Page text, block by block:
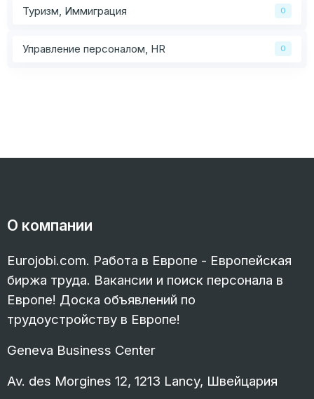
Туризм, Иммиграция 0
Управление персоналом, HR 0
О компании
Eurojobi.com. Работа в Европе - Европейская
биржа труда. Вакансии и поиск персонала в
Европе! Доска объявлений по
трудоустройству в Европе!
Geneva Business Center
Av. des Morgines 12, 1213 Lancy, Швейцария